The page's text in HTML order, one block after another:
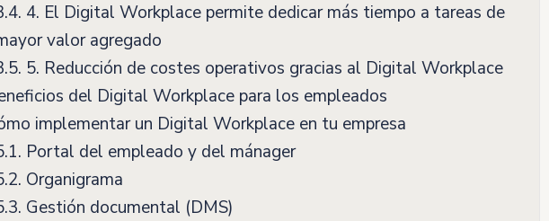
4. El Digital Workplace permite dedicar más tiempo a tareas de
valor agregado
5. Reducción de costes operativos gracias al Digital Workplace
del Digital Workplace para los empleados
implementar un Digital Workplace en tu empresa
Portal del empleado y del mánager
Organigrama
Gestión documental (DMS)